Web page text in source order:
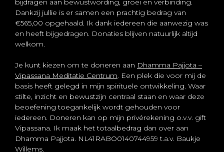
bijdragen aan bewustwording, groei en verbinding.
Dankzij jullie is er samen een prachtig bedrag van
€565,00 opgehaald. Ik dank iedereen die aanwezig was
en heeft bijgedragen. Donaties blijven natuurlijk altijd
welkom.
Je kunt kiezen om te doneren aan Dhamma Pajjota –
Vipassana Meditatie Centrum. Een plek die voor mij de
basis heeft gelegd in mijn spirituele ontwikkeling. Waar
stilte, inzicht en bewustzijn centraal staan en waar deze
beoefening toegankelijk wordt gehouden voor
iedereen. Doneren kan op mijn privérekening o.v.v. gift
Vipassana. Ik maak het totaalbedrag dan over aan
Dhamma Pajjota. NL41RABO0140744959 t.a.v. Baukje
Willems.